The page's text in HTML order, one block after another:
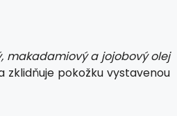
makadamiový a jojobový olej
zklidňuje pokožku vystavenou